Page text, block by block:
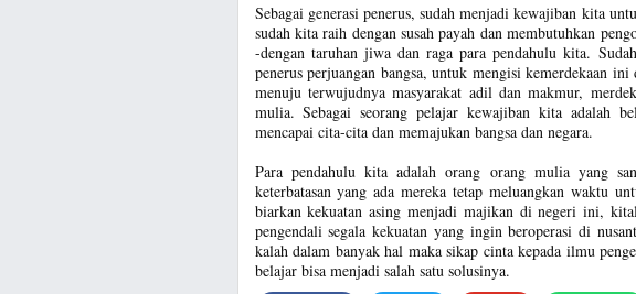
Sebagai generasi penerus, sudah menjadi kewajiban kita
sudah kita raih dengan susah payah dan membutuhkan
-dengan taruhan jiwa dan raga para pendahulu kita.
penerus perjuangan bangsa, untuk mengisi kemerdekaan
menuju terwujudnya masyarakat adil dan makmur,
mulia. Sebagai seorang pelajar kewajiban kita adalah
mencapai cita-cita dan memajukan bangsa dan negara.
Para pendahulu kita adalah orang orang mulia yang
keterbatasan yang ada mereka tetap meluangkan waktu
biarkan kekuatan asing menjadi majikan di negeri ini,
pengendali segala kekuatan yang ingin beroperasi di
kalah dalam banyak hal maka sikap cinta kepada ilmu
belajar bisa menjadi salah satu solusinya.